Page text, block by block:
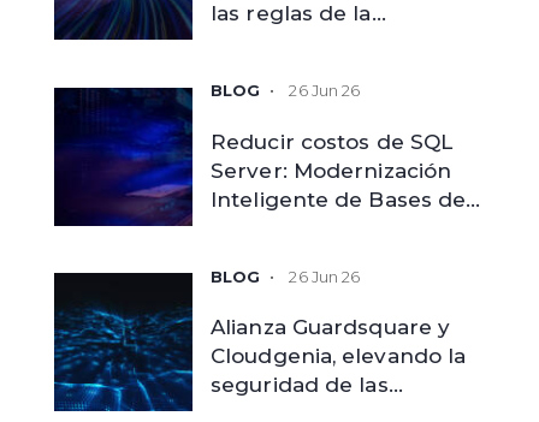
las reglas de la
Reducir costos de SQL
Server: Modernización
Inteligente de Bases de
26 Jun 26
Alianza Guardsquare y
Cloudgenia, elevando la
seguridad de las
26 Jun 26